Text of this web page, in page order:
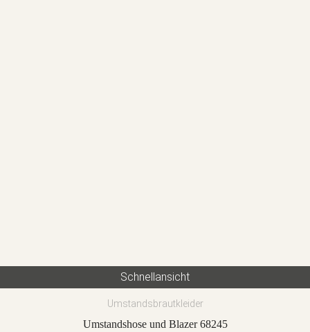
Schnellansicht
Umstandsbrautkleider
Umstandshose und Blazer 68245